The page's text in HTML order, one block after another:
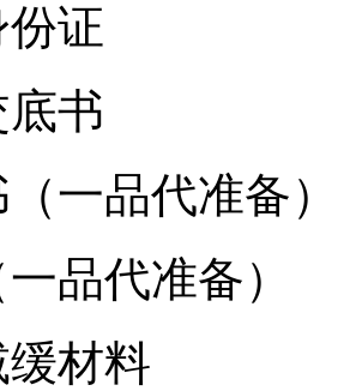
份证
书
一品代准备）
品代准备）
材料